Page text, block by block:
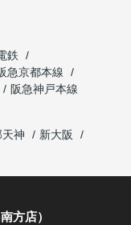
鉄
急京都本線
阪急神戸本線
天神
新大阪
方店）